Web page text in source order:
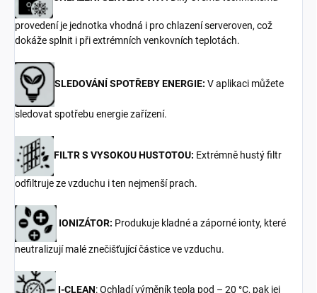
provedení je jednotka vhodná i pro chlazení serveroven, což
dokáže splnit i při extrémních venkovních teplotách.
SLEDOVÁNÍ SPOTŘEBY ENERGIE: V aplikaci můžete
sledovat spotřebu energie zařízení.
FILTR S VYSOKOU HUSTOTOU: Extrémně hustý filtr
odfiltruje ze vzduchu i ten nejmenší prach.
IONIZÁTOR: Produkuje kladné a záporné ionty, které
neutralizují malé znečišťující částice ve vzduchu.
I-CLEAN: Ochladí výměník tepla pod – 20 °C, pak jej